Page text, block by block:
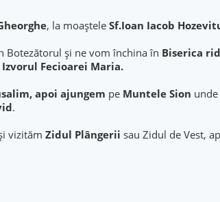
, la moaştele Sf.Ioan Iacob
Botezătorul și ne vom închina în Biserica
Izvorul Fecioarei Maria.
apoi ajungem pe Muntele Sion
.
vizităm Zidul Plângerii sau Zidul de Vest,